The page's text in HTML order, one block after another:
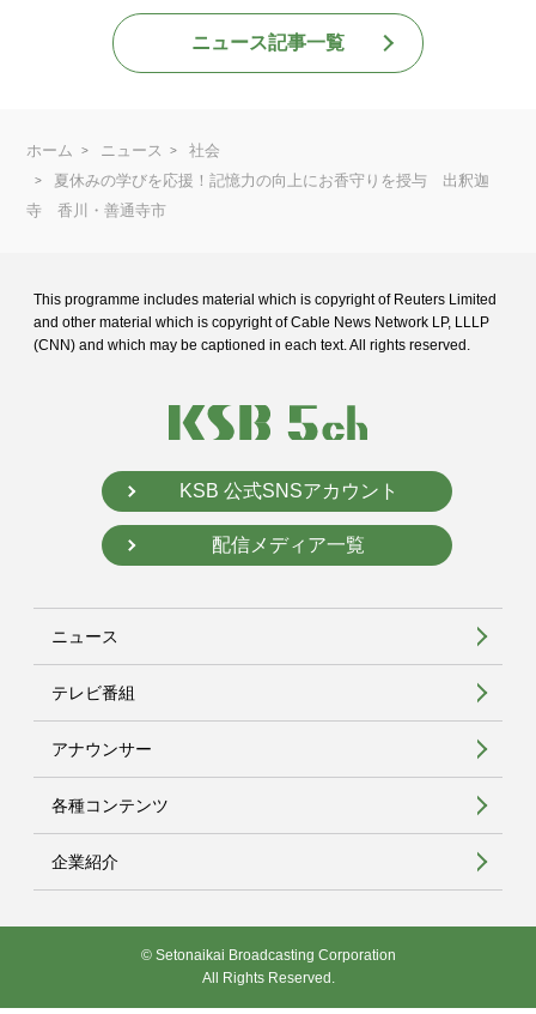
ニュース記事一覧
ホーム ニュース
社会
夏休みの学びを応援！記憶力の向上にお香守りを授与 出釈迦
寺 香川・善通寺市
This programme includes material which is copyright of Reuters Limited
and other material which is copyright of Cable News Network LP, LLLP
(CNN) and which may be captioned in each text. All rights reserved.
KSB 公式SNSアカウント
配信メディア一覧
ニュース
テレビ番組
アナウンサー
各種コンテンツ
企業紹介
© Setonaikai Broadcasting Corporation
All Rights Reserved.